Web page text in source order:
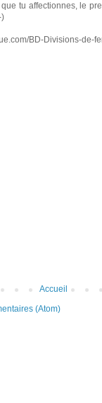
tu affectionnes, le
)
BD-Divisions-de-
Accueil
(Atom)